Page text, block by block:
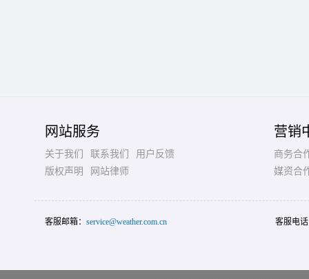
网站服务
关于我们 联系我们
用户反馈
版权声明
网站律师
营销
商务合
媒资合
客服邮箱： service@weather.com.cn 客服电